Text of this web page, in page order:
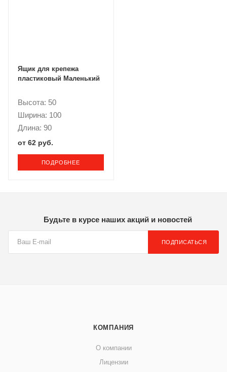
Ящик для крепежа
пластиковый Маленький
Высота: 50
Ширина: 100
Длина: 90
от 62 руб.
ПОДРОБНЕЕ
Будьте в курсе наших акций и новостей
ПОДПИСАТЬСЯ
КОМПАНИЯ
О компании
Лицензии